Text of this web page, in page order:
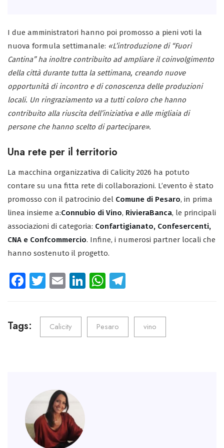
I due amministratori hanno poi promosso a pieni voti la
nuova formula settimanale: «L’introduzione di “Fuori
Cantina” ha inoltre contribuito ad ampliare il coinvolgimento
della città durante tutta la settimana, creando nuove
opportunità di incontro e di conoscenza delle produzioni
locali. Un ringraziamento va a tutti coloro che hanno
contribuito alla riuscita dell’iniziativa e alle migliaia di
persone che hanno scelto di partecipare».
Una rete per il territorio
La macchina organizzativa di Calicity 2026 ha potuto
contare su una fitta rete di collaborazioni. L’evento è stato
promosso con il patrocinio del Comune di Pesaro, in prima
linea insieme a:Connubio di Vino, RivieraBanca, le principali
associazioni di categoria: Confartigianato, Confesercenti,
CNA e Confcommercio. Infine, i numerosi partner locali che
hanno sostenuto il progetto.
Fa
o
ok
T
tt
er
E
ail
Li
e
dI
n
W
ts
A
p
gr
m
Tags: Calicity Pesaro vino